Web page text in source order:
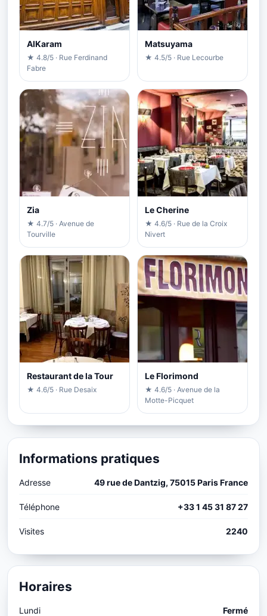
AlKaram
★ 4.8/5 · Rue Ferdinand
Fabre
Matsuyama
★ 4.5/5 · Rue Lecourbe
Zia
★ 4.7/5 · Avenue de
Tourville
Le Cherine
★ 4.6/5 · Rue de la Croix
Nivert
Restaurant de la Tour
★ 4.6/5 · Rue Desaix
Le Florimond
★ 4.6/5 · Avenue de la
Motte-Picquet
Informations pratiques
Adresse 49 rue de Dantzig, 75015 Paris France
Téléphone +33 1 45 31 87 27
Visites 2240
Horaires
Lundi Fermé